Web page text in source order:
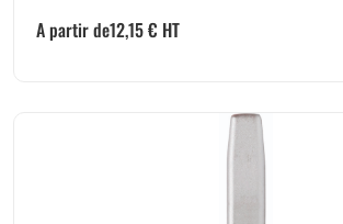
A partir de12,15€ HT